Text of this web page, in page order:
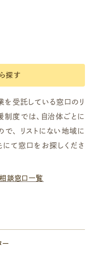
探す
を受託している窓口のリ
度では、自治体ごとに
、
リストにない地域に
て窓口をお探しくださ
談窓口一覧
ー